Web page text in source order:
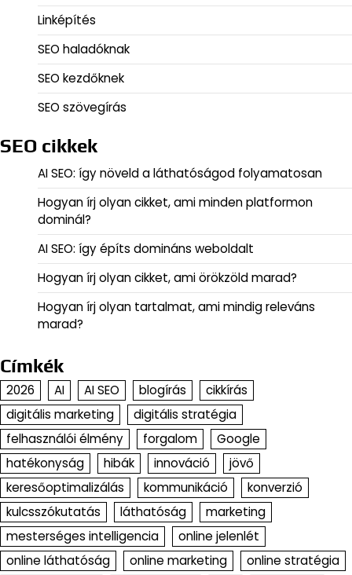
Linképítés
SEO haladóknak
SEO kezdőknek
SEO szövegírás
SEO cikkek
AI SEO: így növeld a láthatóságod folyamatosan
Hogyan írj olyan cikket, ami minden platformon
dominál?
AI SEO: így építs domináns weboldalt
Hogyan írj olyan cikket, ami örökzöld marad?
Hogyan írj olyan tartalmat, ami mindig releváns
marad?
Címkék
2026 AI AI SEO blogírás
cikkírás
digitális marketing
digitális stratégia
felhasználói élmény
forgalom
Google
hatékonyság
hibák innováció
jövő
keresőoptimalizálás
kommunikáció
konverzió
kulcsszókutatás
láthatóság
marketing
mesterséges intelligencia
online jelenlét
online láthatóság
online marketing
online stratégia